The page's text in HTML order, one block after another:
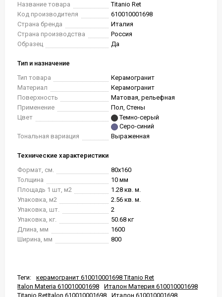
Название товара
Titanio Ret
Код производителя
610010001698
Страна бренда
Италия
Страна производства
Россия
Образец
Да
Тип и назначение
Тип товара
Керамогранит
Материал
Керамогранит
Поверхность
Матовая, рельефная
Применение
Пол, Стены
Цвет
Темно-серый
Серо-синий
Тональная вариация
Выраженная
Технические характеристики
Формат, см.
80x160
Толщина
10 мм
Площадь 1 шт, м2
1.28 кв. м.
Упаковка, м2
2.56 кв. м.
Упаковка, шт.
2
Упаковка, кг.
50.68 кг
Длина, мм
1600
Ширина, мм
800
Теги:
керамогранит 610010001698 Titanio Ret
Italon Materia 610010001698
Италон Материя 610010001698
Titanio RetItalon 610010001698
Италон 610010001698